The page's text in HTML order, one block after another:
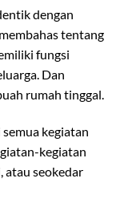
dengan
tentang
fungsi
Dan
rumah tinggal.
kegiatan
kegiatan
atau seokedar